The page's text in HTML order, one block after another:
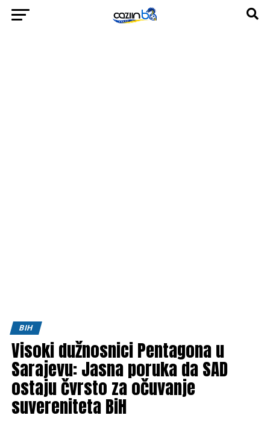
BIH
Visoki dužnosnici Pentagona u
Sarajevu: Jasna poruka da SAD
ostaju čvrsto za očuvanje
suvereniteta BiH